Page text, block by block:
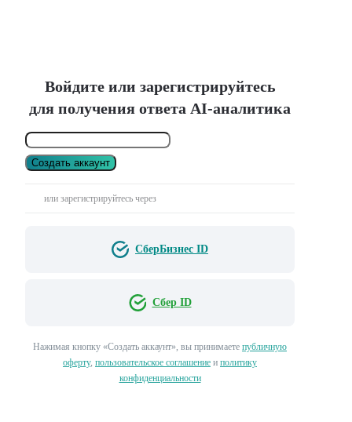
Войдите или зарегистрируйтесь
для получения ответа AI-аналитика
Создать аккаунт
или зарегистрируйтесь через
СберБизнес ID
Сбер ID
Нажимая кнопку «Создать аккаунт», вы принимаете публичную
оферту, пользовательское соглашение и политику
конфиденциальности